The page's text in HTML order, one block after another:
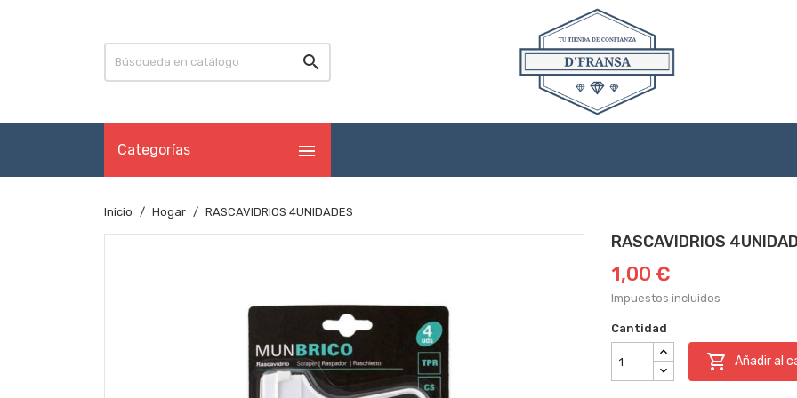

Categorías 
Inicio Hogar RASCAVIDRIOS 4UNIDADES
RASCAVIDRIOS
1,00 €
Impuestos incluidos
Cantidad
 Añadir al